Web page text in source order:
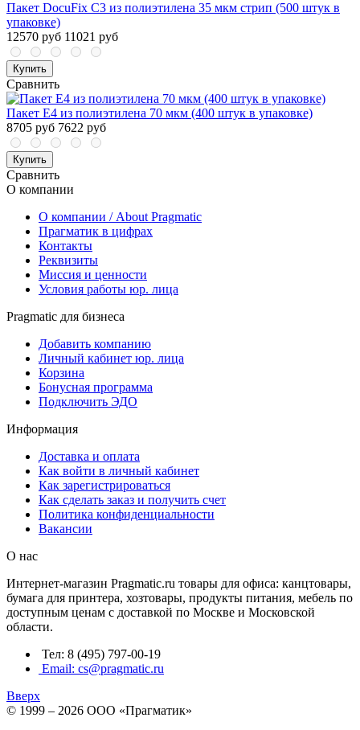
Пакет DocuFix C3 из полиэтилена 35 мкм стрип (500 штук в
упаковке)
12570 руб 11021 руб
Купить
Сравнить
Пакет E4 из полиэтилена 70 мкм (400 штук в упаковке)
8705 руб 7622 руб
Купить
Сравнить
О компании
О компании / About Pragmatic
Прагматик в цифрах
Контакты
Реквизиты
Миссия и ценности
Условия работы юр. лица
Pragmatic для бизнеса
Добавить компанию
Личный кабинет юр. лица
Корзина
Бонусная программа
Подключить ЭДО
Информация
Доставка и оплата
Как войти в личный кабинет
Как зарегистрироваться
Как сделать заказ и получить счет
Политика конфиденциальности
Вакансии
О нас
Интернет-магазин Pragmatic.ru товары для офиса: канцтовары,
бумага для принтера, хозтовары, продукты питания, мебель по
доступным ценам с доставкой по Москве и Московской
области.
Тел: 8 (495) 797-00-19
Email: cs@pragmatic.ru
Вверх
© 1999 – 2026 ООО «Прагматик»